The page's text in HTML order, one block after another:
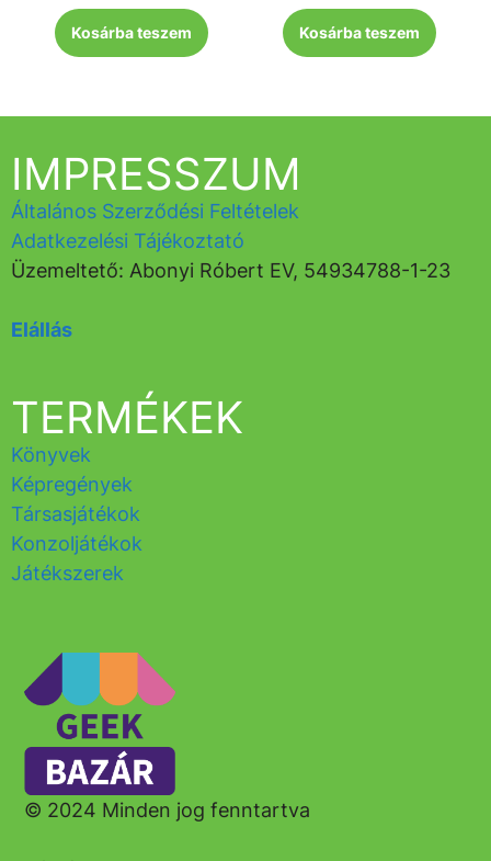
Kosárba teszem Kosárba teszem
© 2024 Minden jog fenntartva
TERMÉKEK
Könyvek
Képregények
Társasjátékok
Konzoljátékok
Játékszerek
IMPRESSZUM
Általános Szerződési Feltételek
Adatkezelési Tájékoztató
Üzemeltető: Abonyi Róbert EV, 54934788-1-23
Elállás